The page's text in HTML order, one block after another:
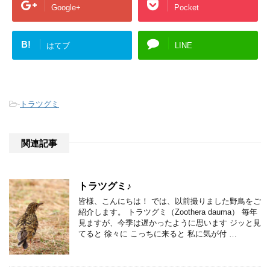
Google+ Pocket
B! はてブ LINE
- トラツグミ
関連記事
トラツグミ♪
皆様、こんにちは！ では、以前撮りました野鳥をご
紹介します。 トラツグミ（Zoothera dauma） 毎年
見ますが、今季は遅かったように思います ジッと見
てると 徐々に こっちに来ると 私に気が付 …